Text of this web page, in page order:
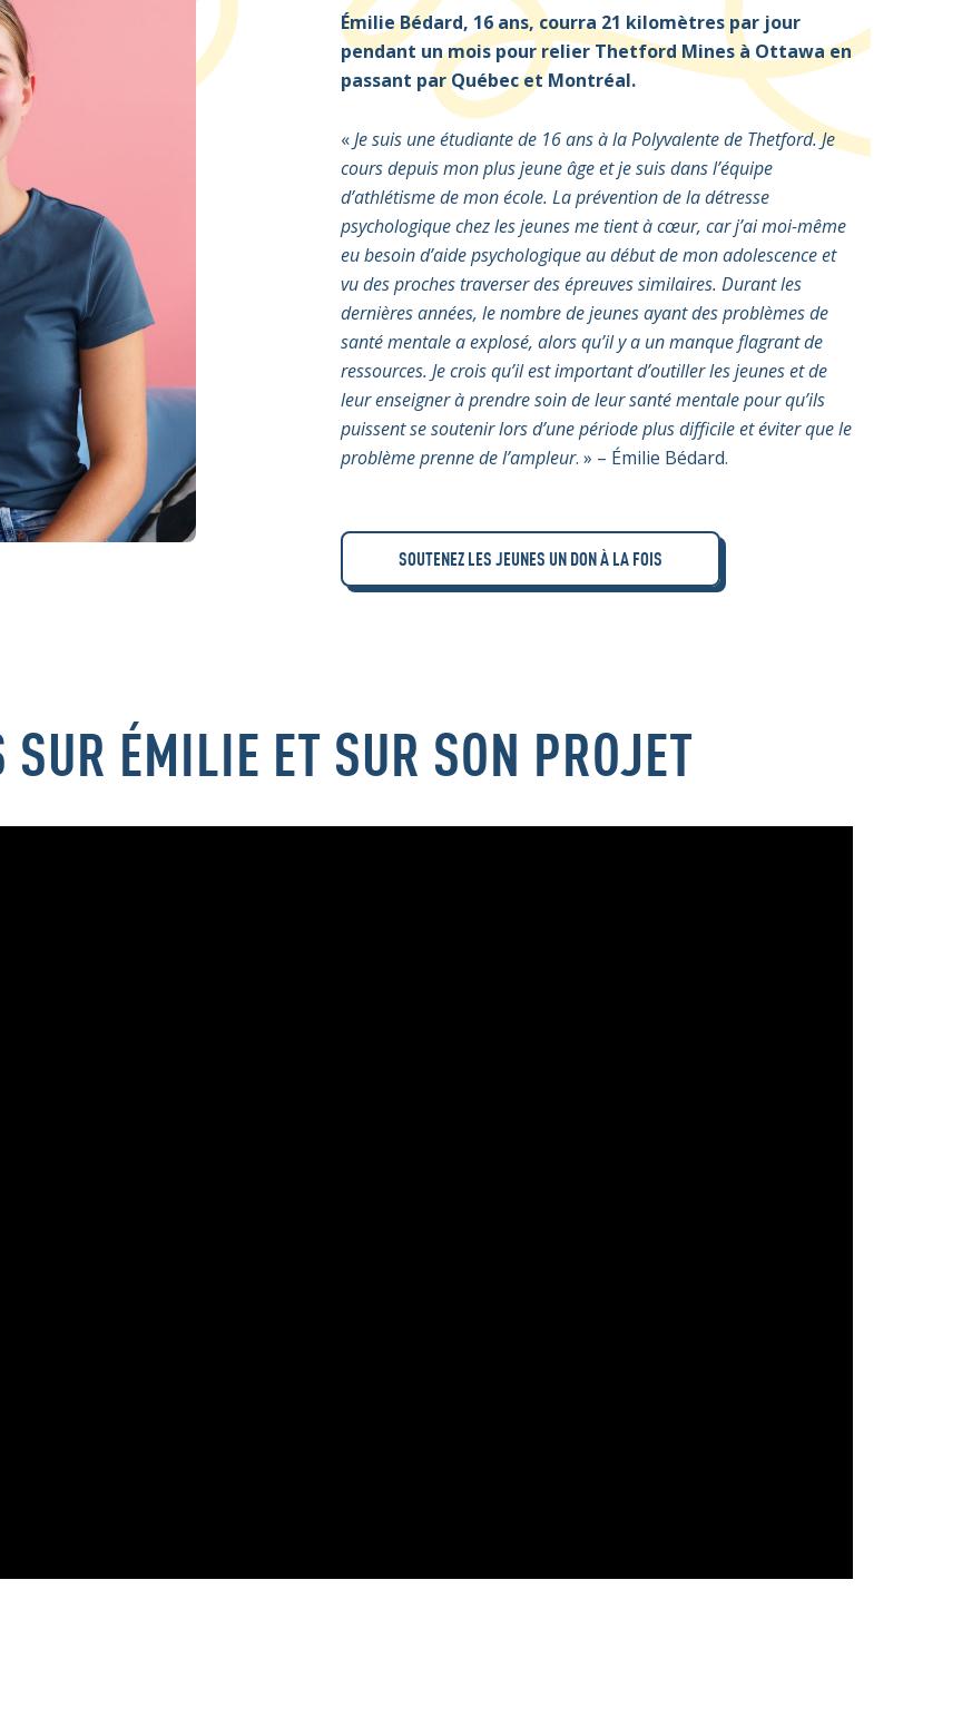
Émilie Bédard, 16 ans, courra 21 kilomètres par jour
pendant un mois pour relier Thetford Mines à Ottawa en
passant par Québec et Montréal.
«Je suis une étudiante de 16 ans à la Polyvalente de Thetford. Je
cours depuis mon plus jeune âge et je suis dans l’équipe
d’athlétisme de mon école. La prévention de la détresse
psychologique chez les jeunes me tient à cœur, car j’ai moi-même
eu besoin d’aide psychologique au début de mon adolescence et
vu des proches traverser des épreuves similaires. Durant les
dernières années, le nombre de jeunes ayant des problèmes de
santé mentale a explosé, alors qu’il y a un manque flagrant de
ressources. Je crois qu’il est important d’outiller les jeunes et de
leur enseigner à prendre soin de leur santé mentale pour qu’ils
puissent se soutenir lors d’une période plus difficile et éviter que le
problème prenne de l’ampleur. » – Émilie Bédard.
SOUTENEZ LES JEUNES UN DON À LA FOIS
SUR ÉMILIE ET SUR SON PROJET